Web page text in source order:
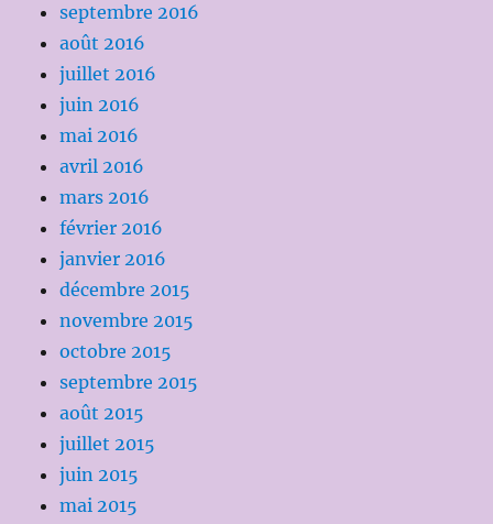
septembre 2016
août 2016
juillet 2016
juin 2016
mai 2016
avril 2016
mars 2016
février 2016
janvier 2016
décembre 2015
novembre 2015
octobre 2015
septembre 2015
août 2015
juillet 2015
juin 2015
mai 2015